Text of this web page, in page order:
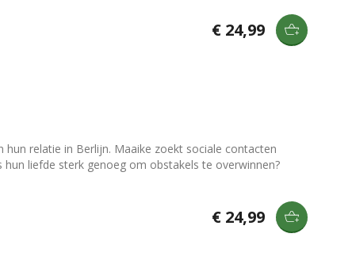
€ 24,99
relatie in Berlijn. Maaike zoekt sociale contacten
liefde sterk genoeg om obstakels te overwinnen?
€ 24,99